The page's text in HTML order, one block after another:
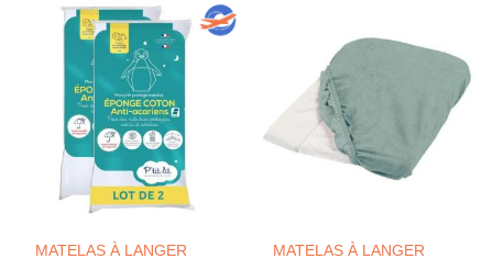
MATELAS À LANGER MATELAS À LANGER